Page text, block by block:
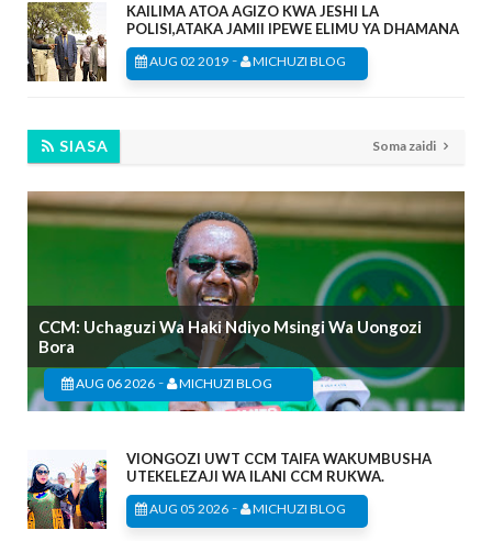
KAILIMA ATOA AGIZO KWA JESHI LA
POLISI,ATAKA JAMII IPEWE ELIMU YA DHAMANA
AUG 02 2019 - MICHUZI BLOG
SIASA Soma zaidi
CCM: Uchaguzi Wa Haki Ndiyo Msingi Wa Uongozi
Bora
AUG 06 2026 - MICHUZI BLOG
VIONGOZI UWT CCM TAIFA WAKUMBUSHA
UTEKELEZAJI WA ILANI CCM RUKWA.
AUG 05 2026 - MICHUZI BLOG